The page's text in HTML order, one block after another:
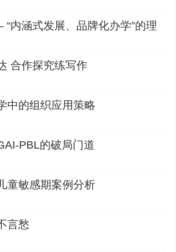
内涵式发展、品牌化办学”的理
合作探究练写作
中的组织应用策略
PBL的破局门道
童敏感期案例分析
言愁